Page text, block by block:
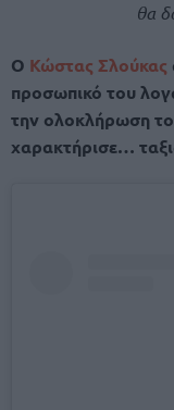
θα
Ο Κώστας Σλούκας
προσωπικό του
την ολοκλήρωση
χαρακτήρισε…